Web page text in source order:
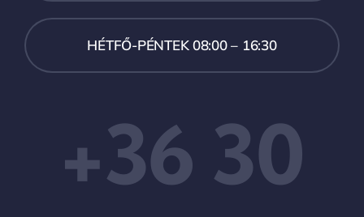
HÉTFŐ-PÉNTEK 08:00 – 16:30
+36 30